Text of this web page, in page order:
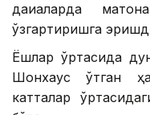
дақиқаларда
ўзгартиришга
Ёшлар ўртасида
Шонхаус ўтган
катталар